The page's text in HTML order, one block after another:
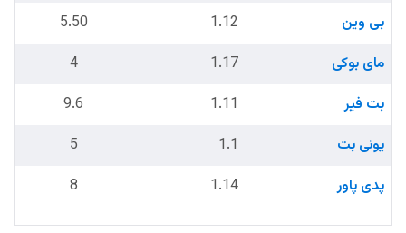
بی وین
1.12
5.50
مای بوکی
1.17
4
بت فیر
1.11
9.6
یونی بت
1.1
5
پدی پاور
1.14
8